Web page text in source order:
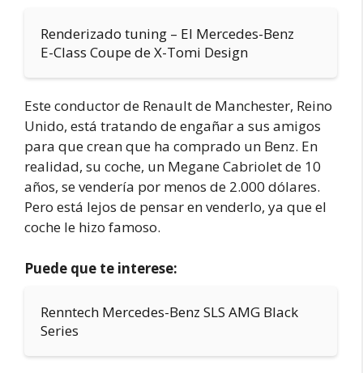
Renderizado tuning – El Mercedes-Benz
E-Class Coupe de X-Tomi Design
Este conductor de Renault de Manchester, Reino
Unido, está tratando de engañar a sus amigos
para que crean que ha comprado un Benz. En
realidad, su coche, un Megane Cabriolet de 10
años, se vendería por menos de 2.000 dólares.
Pero está lejos de pensar en venderlo, ya que el
coche le hizo famoso.
Puede que te interese:
Renntech Mercedes-Benz SLS AMG Black
Series